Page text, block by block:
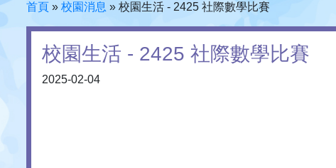
首頁 » 校園消息 » 校園生活 - 2425 社際數學比賽
校園生活 - 2425 社際數學比賽
2025-02-04